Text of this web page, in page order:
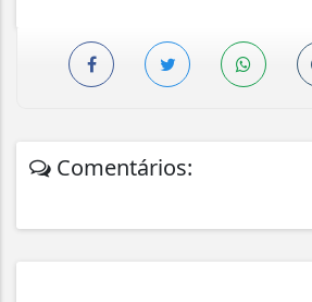
Comentários: